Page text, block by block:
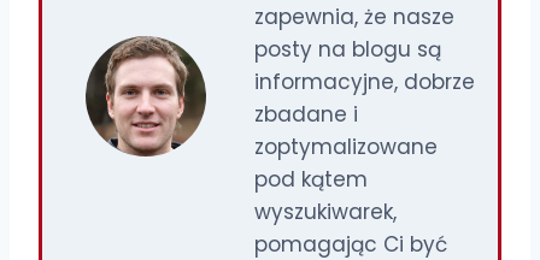
zapewnia, że nasze
posty na blogu są
informacyjne, dobrze
zbadane i
zoptymalizowane
pod kątem
wyszukiwarek,
pomagając Ci być